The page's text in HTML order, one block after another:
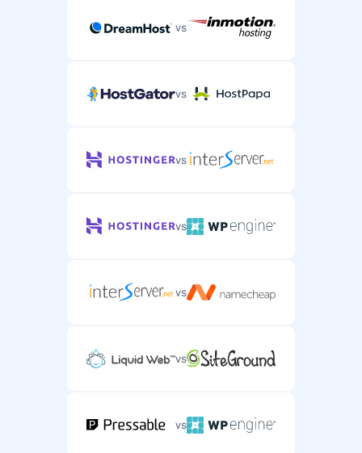
vs
vs
vs
vs
vs
vs
vs